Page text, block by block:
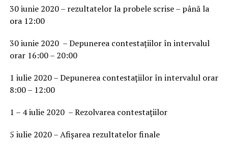
30 iunie 2020 – rezultatelor la probele scrise – până la
ora 12:00
30 iunie 2020 – Depunerea contestațiilor în intervalul
orar 16:00 – 20:00
1 iulie 2020 – Depunerea contestațiilor în intervalul orar
8:00 – 12:00
1 – 4 iulie 2020 – Rezolvarea contestațiilor
5 iulie 2020 – Afișarea rezultatelor finale